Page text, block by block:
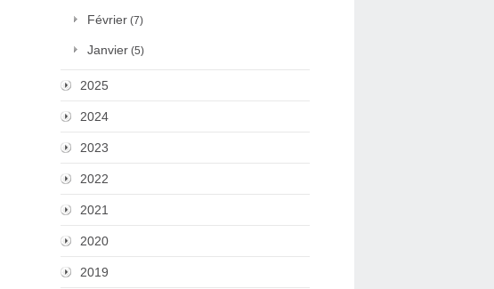
Février (7)
Janvier (5)
2025
2024
2023
2022
2021
2020
2019